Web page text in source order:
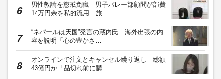
男性教諭を懲戒免職 男子バレー部顧問が部費
14万円余を私的流用…旅…
“ネパールは天国”発言の蔵内氏 海外出張の内
容を説明「心の豊かさ…
オンラインで注文とキャンセル繰り返し 総額
43億円か「品切れ前に購…